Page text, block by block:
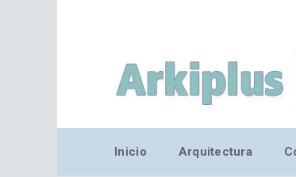
Inicio Arquitectura